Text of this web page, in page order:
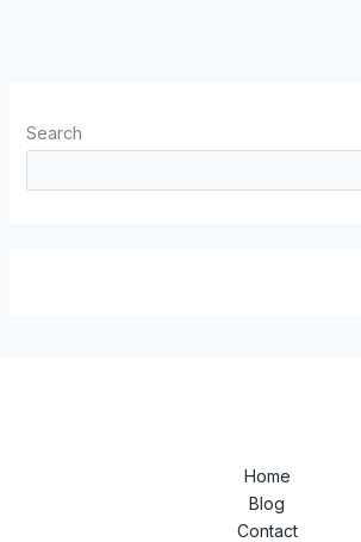
Search
Home
Blog
Contact